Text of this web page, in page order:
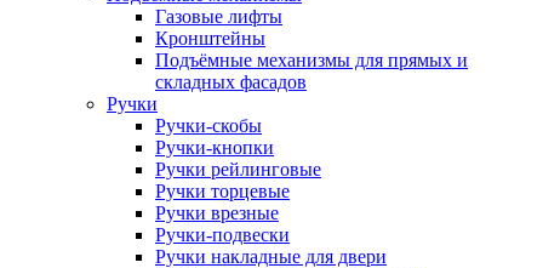
Газовые лифты
Кронштейны
Подъёмные механизмы для прямых и
складных фасадов
Ручки
Ручки-скобы
Ручки-кнопки
Ручки рейлинговые
Ручки торцевые
Ручки врезные
Ручки-подвески
Ручки накладные для двери